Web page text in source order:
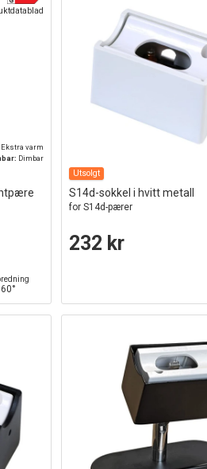
Ekstra varm
Dimbar
Utsolgt
S14d-sokkel i hvitt metall
for S14d-pærer
232 kr